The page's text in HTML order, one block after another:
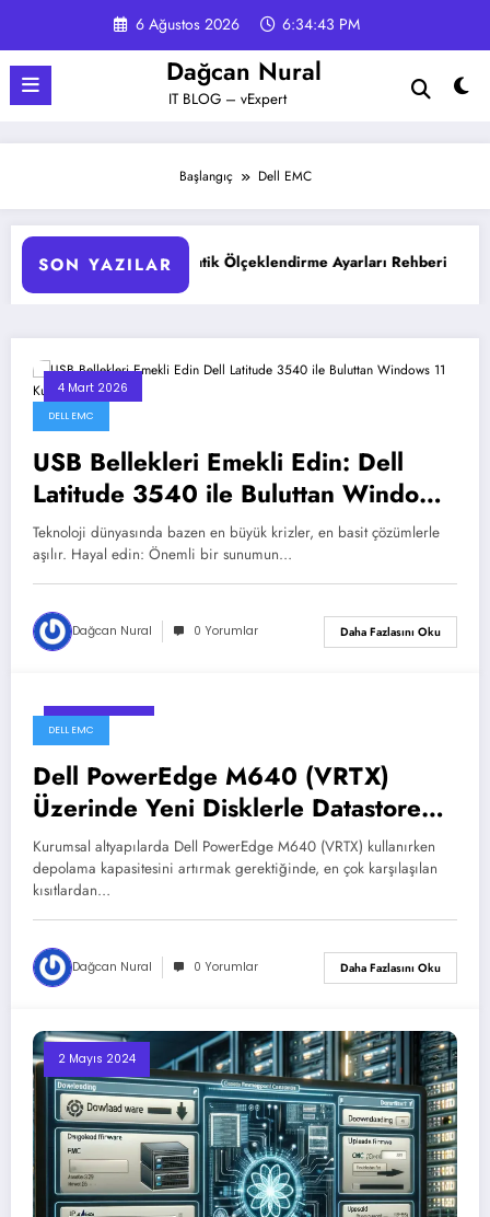
6 Ağustos 2026 6:34:43 PM
Dağcan Nural
IT BLOG – vExpert
Başlangıç Dell EMC
SON YAZILAR
Ölçeklendirme Ayarları Rehberi Google Gemini
4 Mart 2026
DELL EMC
USB Bellekleri Emekli Edin: Dell
Latitude 3540 ile Buluttan Windows
11 Kurulumu
Teknoloji dünyasında bazen en büyük krizler, en basit çözümlerle
aşılır. Hayal edin: Önemli bir sunumun…
Dağcan Nural 0 Yorumlar Daha Fazlasını Oku
13 Şubat 2026
DELL EMC
Dell PowerEdge M640 (VRTX)
Üzerinde Yeni Disklerle Datastore
Oluşturma
Kurumsal altyapılarda Dell PowerEdge M640 (VRTX) kullanırken
depolama kapasitesini artırmak gerektiğinde, en çok karşılaşılan
kısıtlardan…
Dağcan Nural 0 Yorumlar Daha Fazlasını Oku
2 Mayıs 2024